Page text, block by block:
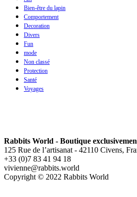
Bien-être du lapin
Comportement
Decoration
Divers
Fun
mode
Non classé
Protection
Santé
Voyages
Rabbits World - Boutique
125 Rue de l’artisanat - 42110 Civens,
+33 (0)7 83 41 94 18
vivienne@rabbits.world
Copyright © 2022 Rabbits World